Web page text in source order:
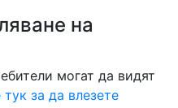
на
могат да видят
за да влезете